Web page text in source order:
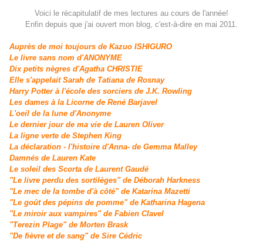
Voici le récapitulatif de mes lectures au cours de l'année!
Enfin depuis que j'ai ouvert mon blog, c'est-à-dire en mai 2011.
Auprès de moi toujours de Kazuo ISHIGURO
Le livre sans nom d'ANONYME
Dix petits nègres d'Agatha CHRISTIE
Elle s'appelait Sarah de Tatiana de Rosnay
Harry Potter à l'école des sorciers de J.K. Rowling
Les dames à la Licorne de René Barjavel
L'oeil de la lune d'Anonyme
Le dernier jour de ma vie de Lauren Oliver
La ligne verte de Stephen King
La déclaration - l'histoire d'Anna- de Gemma Malley
Damnés de Lauren Kate
Le soleil des Scorta de Laurent Gaudé
"Le livre perdu des sortilèges" de Déborah Harkness
"Le mec de la tombe d'à côté" de Katarina Mazetti
"Le goût des pépins de pomme" de Katharina Hagena
"Le miroir aux vampires" de Fabien Clavel
"Terezin Plage" de Morten Brask
"De fièvre et de sang" de Sire Cédric